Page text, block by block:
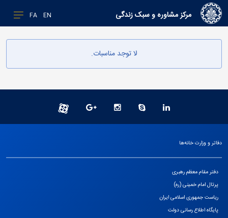
FA EN مرکز مشاوره و سبک زندگی
لا توجد مناسبات.
دفاتر و وزارت خانه‌ها
دفتر مقام معظم رهبری
پرتال امام خمینی (ره)
ریاست جمهوری اسلامی ایران
پایگاه اطلاع رسانی دولت